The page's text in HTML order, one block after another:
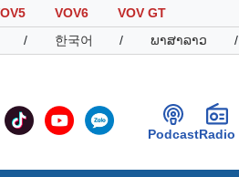
VOV6
VOV GT
/ 한국어 / ພາສາລາວ /
PodcastRadio